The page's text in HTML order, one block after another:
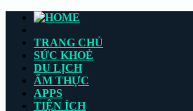
TRANG CHỦ
SỨC KHOẺ
DU LỊCH
ẨM THỰC
APPS
TIỆN ÍCH